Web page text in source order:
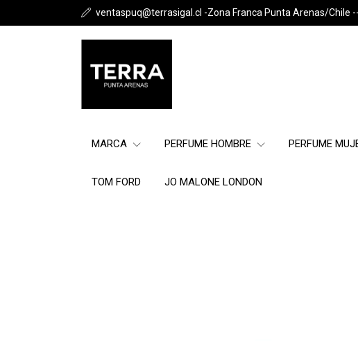
ventaspuq@terrasigal.cl -Zona Franca Punta Arenas/Chile
MARCA PERFUME HOMBRE PERFUME
TOM FORD JO MALONE LONDON